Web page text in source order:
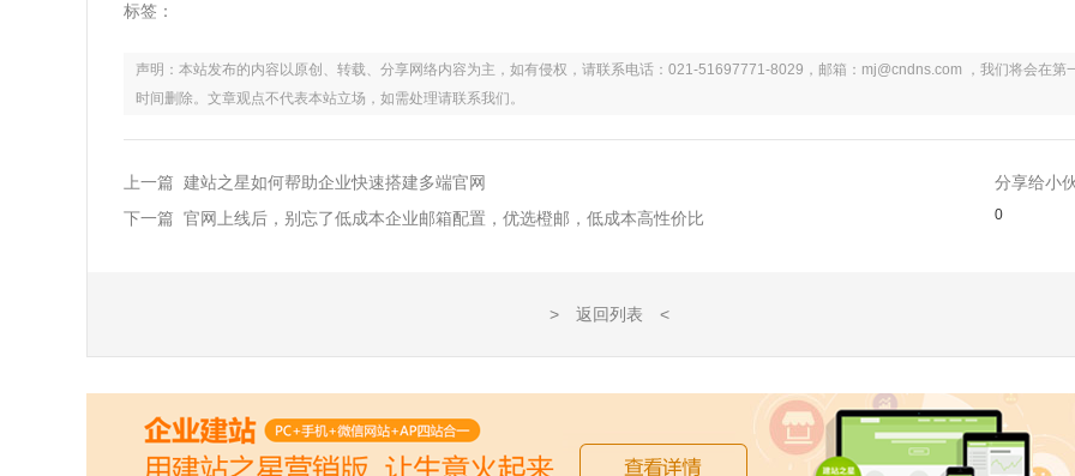
标签：
声明：本站发布的内容以原创、转载、分享网络内容为主，如有侵权，请联系电话：021-51697771-8029，邮箱：mj@cndns.com ，我们将会在第
时间删除。文章观点不代表本站立场，如需处理请联系我们。
上一篇 建站之星如何帮助企业快速搭建多端官网
下一篇 官网上线后，别忘了低成本企业邮箱配置，优选橙邮，低成本高性价比
分享给小
0
> 返回列表 <